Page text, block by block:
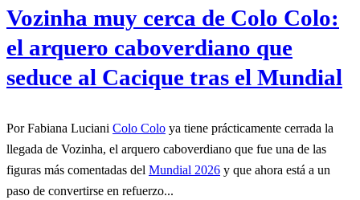
Vozinha muy cerca de Colo Colo:
el arquero caboverdiano que
seduce al Cacique tras el Mundial
Por Fabiana Luciani Colo Colo ya tiene prácticamente cerrada la
llegada de Vozinha, el arquero caboverdiano que fue una de las
figuras más comentadas del Mundial 2026 y que ahora está a un
paso de convertirse en refuerzo...